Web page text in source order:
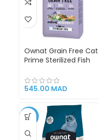
Ownat Grain Free Cat
Prime Sterilized Fish
Céréales pour Chats
Stérilisés au poisson –
545.00 MAD
-5%